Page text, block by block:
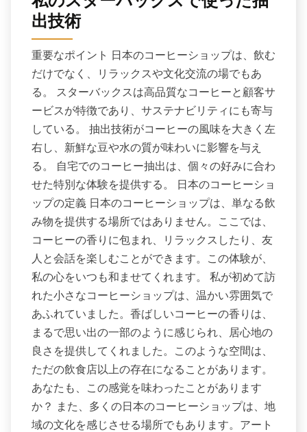
出技術
重要なポイント 日本のコーヒーショップは、飲む
だけでなく、リラックスや文化交流の場でもあ
る。 スターバックスは高品質なコーヒーと顧客サ
ービスが特徴であり、サステナビリティにも寄与
している。 抽出技術がコーヒーの風味を大きく左
右し、新鮮な豆や水の質が味わいに影響を与え
る。 自宅でのコーヒー抽出は、個々の好みに合わ
せた特別な体験を提供する。 日本のコーヒーショ
ップの定義 日本のコーヒーショップは、単なる飲
み物を提供する場所ではありません。ここでは、
コーヒーの香りに包まれ、リラックスしたり、友
人と会話を楽しむことができます。この体験が、
私の心をいつも和ませてくれます。 私が初めて訪
れた小さなコーヒーショップは、温かい雰囲気で
あふれていました。香ばしいコーヒーの香りは、
まるで思い出の一部のように感じられ、居心地の
良さを提供してくれました。このような空間は、
ただの飲食店以上の存在になることがあります。
あなたも、この感覚を味わったことがあります
か？ また、多くの日本のコーヒーショップは、地
域の文化を感じさせる場所でもあります。アート